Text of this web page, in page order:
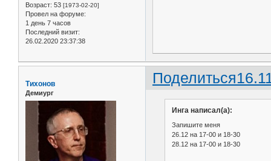
Возраст: 53 [1973-02-20]
Провел на форуме:
1 день 7 часов
Последний визит:
26.02.2020 23:37:38
Поделиться
Тихонов
Демиург
Инга написал(а):
Запишите меня
26.12 на 17-00 и 18-30
28.12 на 17-00 и 18-30